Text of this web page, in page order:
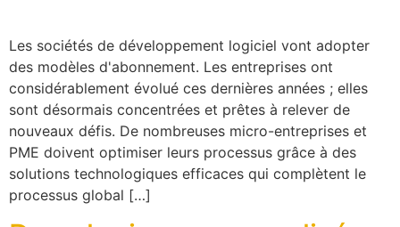
Les sociétés de développement logiciel vont adopter
des modèles d'abonnement. Les entreprises ont
considérablement évolué ces dernières années ; elles
sont désormais concentrées et prêtes à relever de
nouveaux défis. De nombreuses micro-entreprises et
PME doivent optimiser leurs processus grâce à des
solutions technologiques efficaces qui complètent le
processus global […]